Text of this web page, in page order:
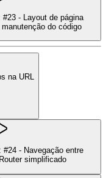
- Layout de página
do código
na URL
- Navegação entre
simplificado